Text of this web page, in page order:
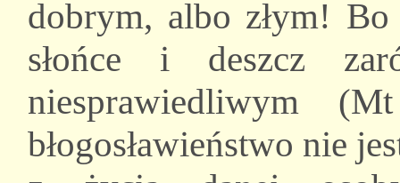
dobrym, albo złym! Bo
słońce i deszcz
niesprawiedliwym
błogosławieństwo nie